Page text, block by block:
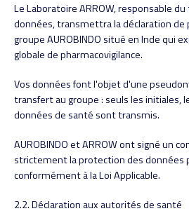
Le Laboratoire ARROW, responsable
données, transmettra la déclaration de
groupe AUROBINDO situé en Inde qui
globale de pharmacovigilance.
Vos données font l'objet d'une
transfert au groupe : seuls les initiales,
données de santé sont transmis.
AUROBINDO et ARROW ont signé un
strictement la protection des données
conformément à la Loi Applicable.
2.2. Déclaration aux autorités de santé